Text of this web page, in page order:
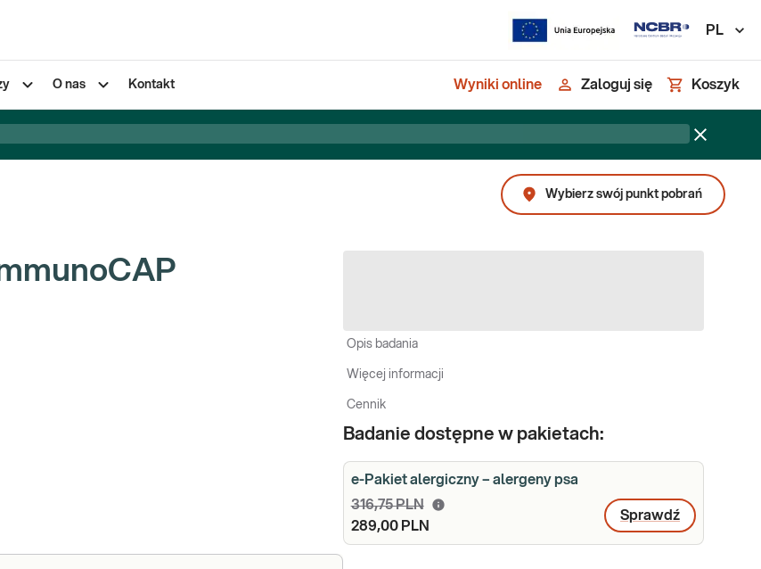
PL
O nas Kontakt Wyniki online Zaloguj się Koszyk
Wybierz swój punkt pobrań
Opis badania
Więcej informacji
Cennik
Badanie dostępne w pakietach:
e-Pakiet alergiczny – alergeny psa
316,75 PLN
289,00 PLN
Sprawdź